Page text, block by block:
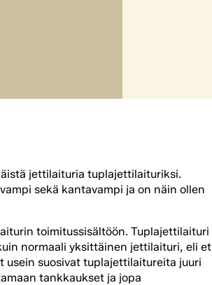
jettilaituria tuplajettilaituriksi.
sekä kantavampi ja on näin ollen
toimitussisältöön. Tuplajettilaituri
normaali yksittäinen jettilaituri, eli et
usein suosivat tuplajettilaitureita juuri
tankkaukset ja jopa